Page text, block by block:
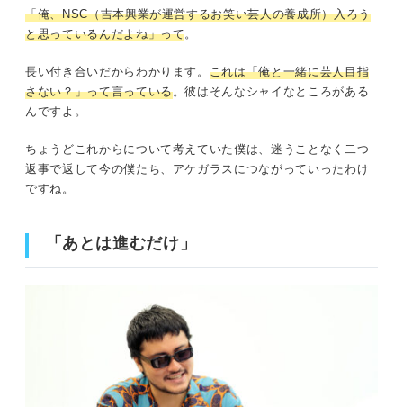
「俺、NSC（吉本興業が運営するお笑い芸人の養成所）入ろう
と思っているんだよね」って。
長い付き合いだからわかります。 これは「俺と一緒に芸人目指
さない？」って言っている。彼はそんなシャイなところがある
んですよ。
ちょうどこれからについて考えていた僕は、迷うことなく二つ
返事で返して今の僕たち、アケガラスにつながっていったわけ
ですね。
「 あとは進むだけ 」